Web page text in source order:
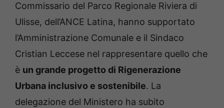
Commissario del Parco Regionale Riviera di
Ulisse, dell’ANCE Latina, hanno supportato
l’Amministrazione Comunale e il Sindaco
Cristian Leccese nel rappresentare quello che
è un grande progetto di Rigenerazione
Urbana inclusivo e sostenibile. La
delegazione del Ministero ha subito